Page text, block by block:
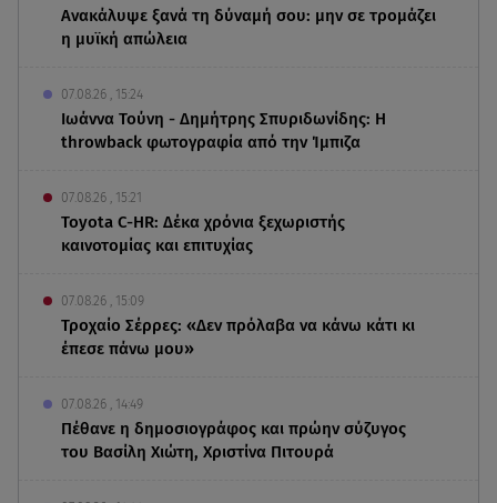
Ανακάλυψε ξανά τη δύναμή σου: μην σε τρομάζει
η μυϊκή απώλεια
07.08.26 , 15:24
Ιωάννα Τούνη - Δημήτρης Σπυριδωνίδης: Η
throwback φωτογραφία από την Ίμπιζα
07.08.26 , 15:21
Toyota C-HR: Δέκα χρόνια ξεχωριστής
καινοτομίας και επιτυχίας
07.08.26 , 15:09
Τροχαίο Σέρρες: «Δεν πρόλαβα να κάνω κάτι κι
έπεσε πάνω μου»
07.08.26 , 14:49
Πέθανε η δημοσιογράφος και πρώην σύζυγος
του Βασίλη Χιώτη, Χριστίνα Πιτουρά